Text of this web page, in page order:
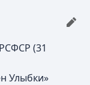
(31
Улыбки»